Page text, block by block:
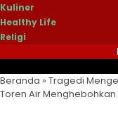
Kuliner
Healthy Life
Religi
Beranda »Tragedi
Toren Air